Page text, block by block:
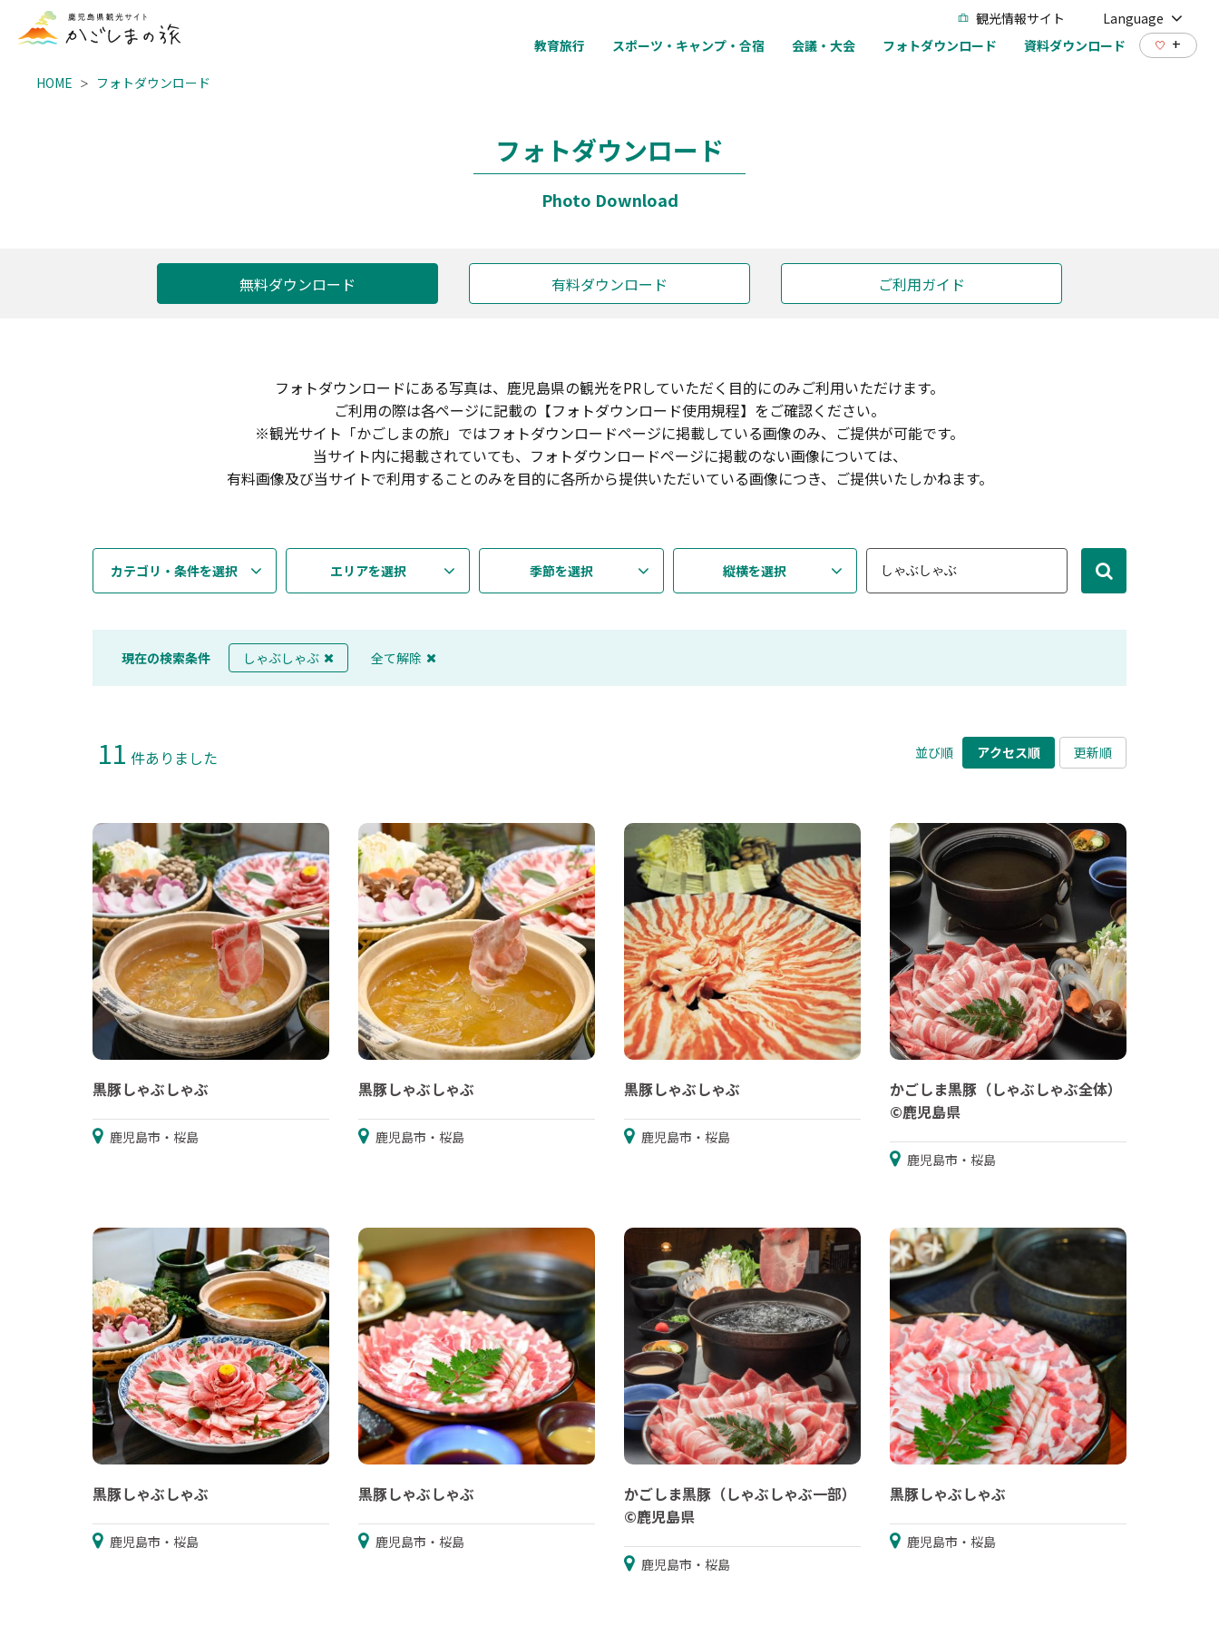
観光情報サイト
Language
教育旅行
スポーツ・キャンプ・合宿 会議・大会 フォトダウンロード 資料ダウンロード +
HOME フォトダウンロード
フォトダウンロード
Photo Download
無料ダウンロード 有料ダウンロード ご利用ガイド
フォトダウンロードにある写真は、鹿児島県の観光をPRしていただく目的にのみご利用いただけます。
ご利用の際は各ページに記載の【フォトダウンロード使用規程】をご確認ください。
※観光サイト「かごしまの旅」ではフォトダウンロードページに掲載している画像のみ、ご提供が可能です。
当サイト内に掲載されていても、フォトダウンロードページに掲載のない画像については、
有料画像及び当サイトで利用することのみを目的に各所から提供いただいている画像につき、ご提供いたしかねます。
カテゴリ・条件を選択 エリアを選択 季節を選択 縦横を選択
現在の検索条件 しゃぶしゃぶ 全て解除
11 件ありました 並び順 アクセス順 更新順
黒豚しゃぶしゃぶ
鹿児島市・桜島
黒豚しゃぶしゃぶ
鹿児島市・桜島
黒豚しゃぶしゃぶ
鹿児島市・桜島
かごしま黒豚（しゃぶしゃぶ全体）
©鹿児島県
鹿児島市・桜島
黒豚しゃぶしゃぶ
鹿児島市・桜島
黒豚しゃぶしゃぶ
鹿児島市・桜島
かごしま黒豚（しゃぶしゃぶ一部）
©鹿児島県
鹿児島市・桜島
黒豚しゃぶしゃぶ
鹿児島市・桜島